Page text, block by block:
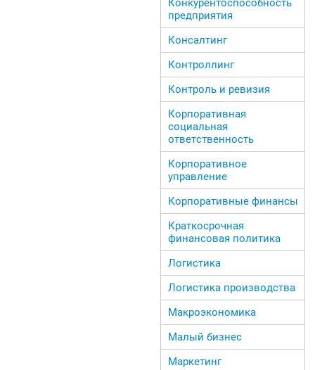
Конкурентоспособность
предприятия
Консалтинг
Контроллинг
Контроль и ревизия
Корпоративная
социальная
ответственность
Корпоративное
управление
Корпоративные финансы
Краткосрочная
финансовая политика
Логистика
Логистика производства
Макроэкономика
Малый бизнес
Маркетинг